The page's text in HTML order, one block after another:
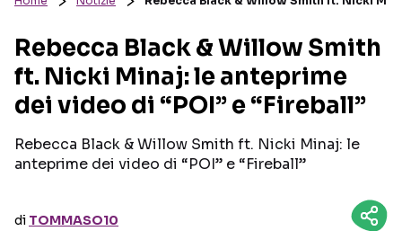
RECENSIONI MUSICALI
INTERVISTE
GOSSIP E CURIOSITÀ
TESTI CANZONI
TOUR ED EVENTI
TALENT SHOW
Rebecca Black & Willow Smith
ft. Nicki Minaj: le anteprime
dei video di “POI” e “Fireball”
Rebecca Black & Willow Smith ft. Nicki Minaj: le
anteprime dei video di “POI” e “Fireball”
di TOMMASO10